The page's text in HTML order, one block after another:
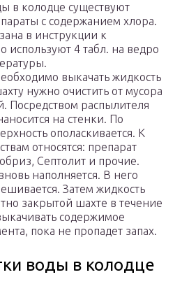
в колодце существуют
с содержанием хлора.
в инструкции к
используют 4 табл. на ведро
выкачать жидкость
нужно очистить от мусора
Посредством распылителя
на стенки. По
ополаскивается. К
относятся: препарат
Септолит и прочие.
наполняется. В него
Затем жидкость
закрытой шахте в течение
содержимое
пока не пропадет запах.
воды в колодце